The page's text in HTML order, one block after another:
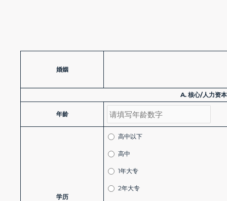
婚姻
A. 核心/人力资
年龄
学历
高中以下
高中
1年大专
2年大专